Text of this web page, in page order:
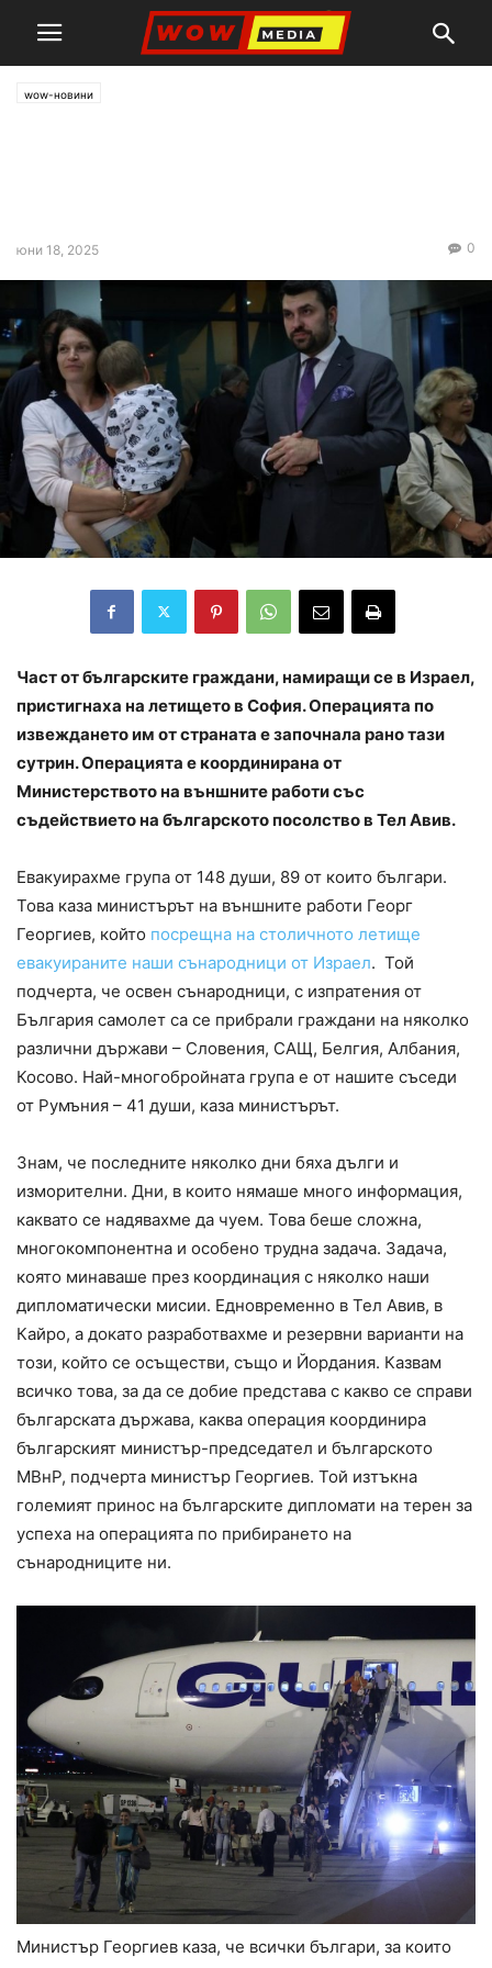
wow-новини
юни 18, 2025 0
Част от българските граждани, намиращи се в Израел,
пристигнаха на летището в София. Операцията по
извеждането им от страната е започнала рано тази
сутрин. Операцията е координирана от
Министерството на външните работи със
съдействието на българското посолство в Тел Авив.
Евакуирахме група от 148 души, 89 от които българи.
Това каза министърът на външните работи Георг
Георгиев, който посрещна на столичното летище
евакуираните наши сънародници от Израел. Той
подчерта, че освен сънародници, с изпратения от
България самолет са се прибрали граждани на няколко
различни държави – Словения, САЩ, Белгия, Албания,
Косово. Най-многобройната група е от нашите съседи
от Румъния – 41 души, каза министърът.
Знам, че последните няколко дни бяха дълги и
изморителни. Дни, в които нямаше много информация,
каквато се надявахме да чуем. Това беше сложна,
многокомпонентна и особено трудна задача. Задача,
която минаваше през координация с няколко наши
дипломатически мисии. Едновременно в Тел Авив, в
Кайро, а докато разработвахме и резервни варианти на
този, който се осъществи, също и Йордания. Казвам
всичко това, за да се добие представа с какво се справи
българската държава, каква операция координира
българският министър-председател и българското
МВнР, подчерта министър Георгиев. Той изтъкна
големият принос на българските дипломати на терен за
успеха на операцията по прибирането на
сънародниците ни.
Министър Георгиев каза, че всички българи, за които